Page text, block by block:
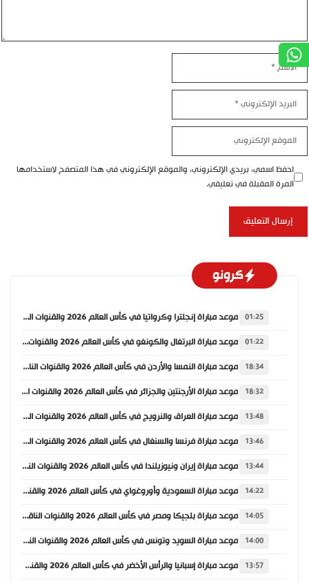
احفظ اسمي، بريدي الإلكتروني، والموقع الإلكتروني في هذا المتصفح لاستخدامها
المرة المقبلة في تعليقي.
كرونو
01:25 موعد مباراة إنجلترا وكرواتيا في كأس العالم 2026 والقنوات الناقلة
01:22 موعد مباراة البرتغال والكونغو في كأس العالم 2026 والقنوات الناقلة
18:34 موعد مباراة النمسا والأردن في كأس العالم 2026 والقنوات الناقلة
18:32 موعد مباراة الأرجنتين والجزائر في كأس العالم 2026 والقنوات الناقلة
13:48 موعد مباراة العراق والنرويج في كأس العالم 2026 والقنوات الناقلة
13:46 موعد مباراة فرنسا والسنغال في كأس العالم 2026 والقنوات الناقلة
13:44 موعد مباراة إيران ونيوزيلندا في كأس العالم 2026 والقنوات الناقلة
14:22 موعد مباراة السعودية وأوروغواي في كأس العالم 2026 والقنوات الناقلة
14:05 موعد مباراة بلجيكا ومصر في كأس العالم 2026 والقنوات الناقلة
14:00 موعد مباراة السويد وتونس في كأس العالم 2026 والقنوات الناقلة
13:57 موعد مباراة إسبانيا والرأس الأخضر في كأس العالم 2026 والقنوات الناقلة